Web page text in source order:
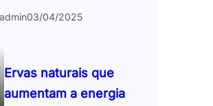
admin03/04/2025
Ervas naturais que
aumentam a energia